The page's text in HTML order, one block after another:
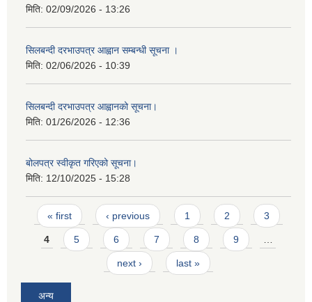
मिति: 02/09/2026 - 13:26
सिलबन्दी दरभाउपत्र आह्वान सम्बन्धी सूचना ।
मिति: 02/06/2026 - 10:39
सिलबन्दी दरभाउपत्र आह्वानको सूचना।
मिति: 01/26/2026 - 12:36
बोलपत्र स्वीकृत गरिएको सूचना।
मिति: 12/10/2025 - 15:28
Pages
« first ‹ previous 1 2 3
4 5 6 7 8 9 …
next › last »
अन्य